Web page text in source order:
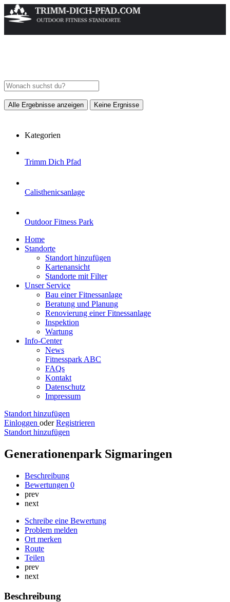
Alle Ergebnisse anzeigen Keine Ergnisse
Kategorien
Trimm Dich Pfad
Calisthenicsanlage
Outdoor Fitness Park
Home
Standorte
Standort hinzufügen
Kartenansicht
Standorte mit Filter
Unser Service
Bau einer Fitnessanlage
Beratung und Planung
Renovierung einer Fitnessanlage
Inspektion
Wartung
Info-Center
News
Fitnesspark ABC
FAQs
Kontakt
Datenschutz
Impressum
Standort hinzufügen
Einloggen oder Registrieren
Standort hinzufügen
Generationenpark Sigmaringen
Beschreibung
Bewertungen 0
prev
next
Schreibe eine Bewertung
Problem melden
Ort merken
Route
Teilen
prev
next
Beschreibung